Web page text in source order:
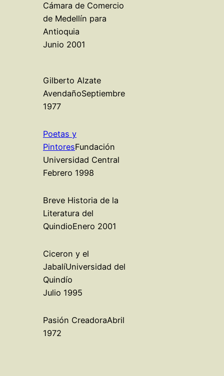
Cámara de Comercio
de Medellín para
Antioquia
Junio 2001
Gilberto Alzate
AvendañoSeptiembre
1977
Poetas y
PintoresFundación
Universidad Central
Febrero 1998
Breve Historia de la
Literatura del
QuindioEnero 2001
Ciceron y el
JabalíUniversidad del
Quindío
Julio 1995
Pasión CreadoraAbril
1972